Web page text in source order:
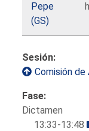
Pepe
(GS)
h.
Sesión:
Comisión
Fase:
Dictamen
13:33-13:48